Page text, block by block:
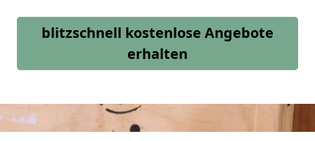
blitzschnell kostenlose Angebote
erhalten